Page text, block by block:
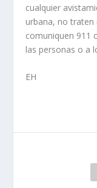
cualquier
urbana, no
comuniquen 911
las personas o a
EH